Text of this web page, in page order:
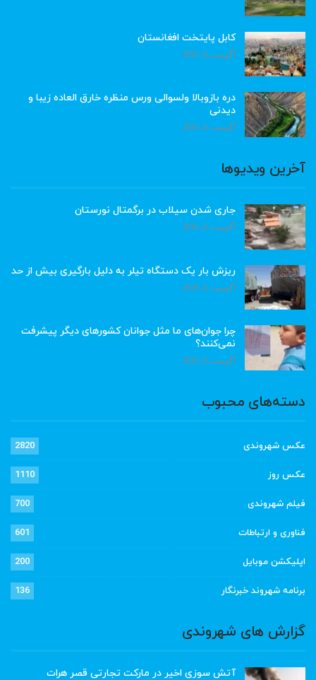
کابل پایتخت افغانستان
آگوست 6, 2026
دره بازوبالا ولسوالی ورس منظره خارق العاده زیبا و
دیدنی
آگوست 6, 2026
آخرین ویدیوها
جاری شدن سیلاب در برگمتال نورستان
آگوست 6, 2026
ریزش بار یک دستگاه تیلر به دلیل بارگیری بیش از حد
آگوست 6, 2026
چرا جوان‌های ما مثل جوانان کشورهای دیگر پیشرفت
نمی‌کنند؟
آگوست 6, 2026
دسته‌های محبوب
عکس شهروندی 2820
عکس روز 1110
فیلم شهروندی 700
فناوری و ارتباطات 601
اپلیکشن موبایل 200
برنامه شهروند خبرنگار 136
گزارش های شهروندی
آتش سوزی اخیر در مارکت تجارتی قصر هرات